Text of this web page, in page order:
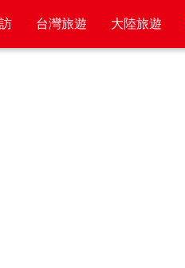
台灣旅遊 大陸旅遊